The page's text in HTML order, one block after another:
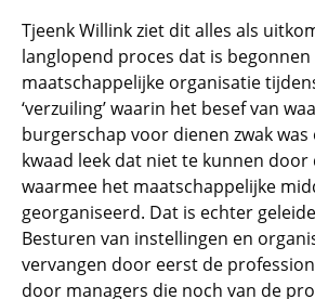
Tjeenk Willink ziet dit alles als
langlopend proces dat is
maatschappelijke organisatie
‘verzuiling’ waarin het besef van
burgerschap voor dienen zwak was
kwaad leek dat niet te kunnen door
waarmee het maatschappelijke
georganiseerd. Dat is echter
Besturen van instellingen en
vervangen door eerst de
door managers die noch van de